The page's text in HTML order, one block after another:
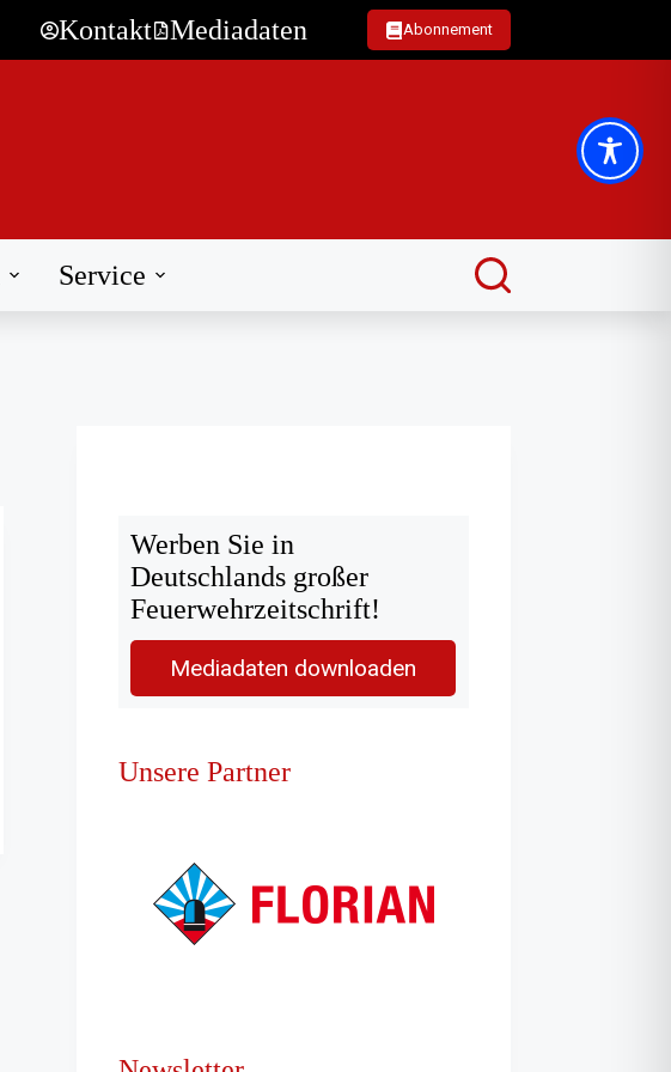
Kontakt Mediadaten Abonnement
Service
Werben Sie in
Deutschlands großer
Feuerwehrzeitschrift!
Mediadaten downloaden
Unsere Partner